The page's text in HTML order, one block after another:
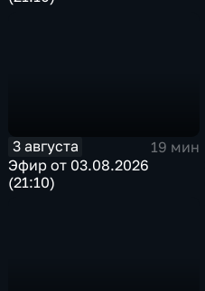
3 августа
19 мин
Эфир от 03.08.2026
(21:10)